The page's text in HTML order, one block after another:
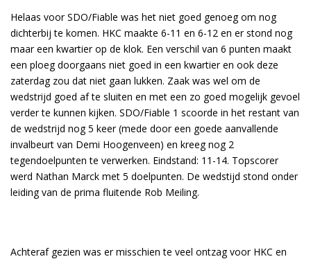
Helaas voor SDO/Fiable was het niet goed genoeg om nog
dichterbij te komen. HKC maakte 6-11 en 6-12 en er stond nog
maar een kwartier op de klok. Een verschil van 6 punten maakt
een ploeg doorgaans niet goed in een kwartier en ook deze
zaterdag zou dat niet gaan lukken. Zaak was wel om de
wedstrijd goed af te sluiten en met een zo goed mogelijk gevoel
verder te kunnen kijken. SDO/Fiable 1 scoorde in het restant van
de wedstrijd nog 5 keer (mede door een goede aanvallende
invalbeurt van Demi Hoogenveen) en kreeg nog 2
tegendoelpunten te verwerken. Eindstand: 11-14. Topscorer
werd Nathan Marck met 5 doelpunten. De wedstijd stond onder
leiding van de prima fluitende Rob Meiling.
Achteraf gezien was er misschien te veel ontzag voor HKC en